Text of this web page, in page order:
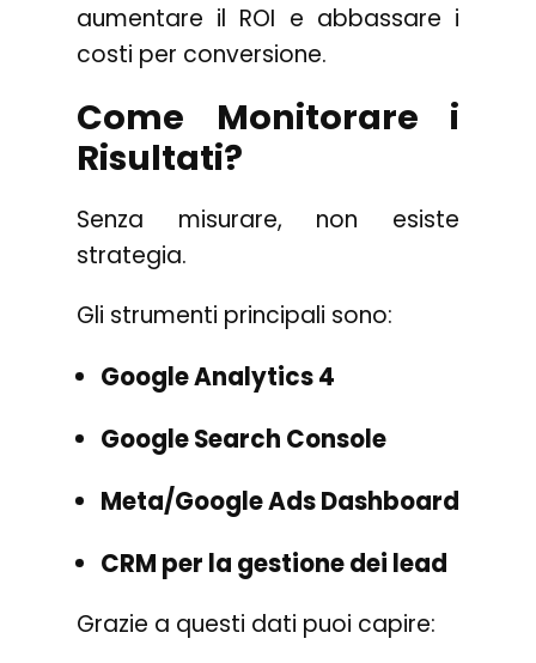
aumentare il ROI e abbassare i
costi per conversione.
Come Monitorare i
Risultati?
Senza misurare, non esiste
strategia.
Gli strumenti principali sono:
Google Analytics 4
Google Search Console
Meta/Google Ads Dashboard
CRM per la gestione dei lead
Grazie a questi dati puoi capire: